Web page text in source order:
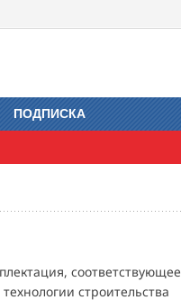
ПОДПИСКА
соответствующее
строительства